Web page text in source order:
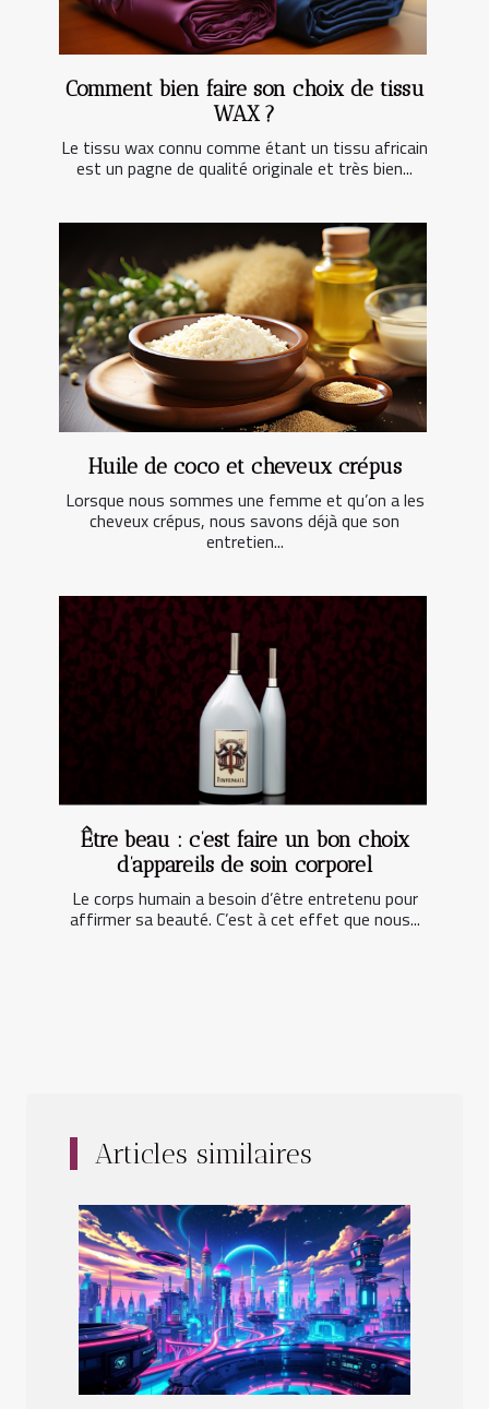
Comment bien faire son choix de tissu
WAX ?
Le tissu wax connu comme étant un tissu africain
est un pagne de qualité originale et très bien...
Huile de coco et cheveux crépus
Lorsque nous sommes une femme et qu’on a les
cheveux crépus, nous savons déjà que son
entretien...
Être beau : c’est faire un bon choix
d’appareils de soin corporel
Le corps humain a besoin d’être entretenu pour
affirmer sa beauté. C’est à cet effet que nous...
Articles similaires